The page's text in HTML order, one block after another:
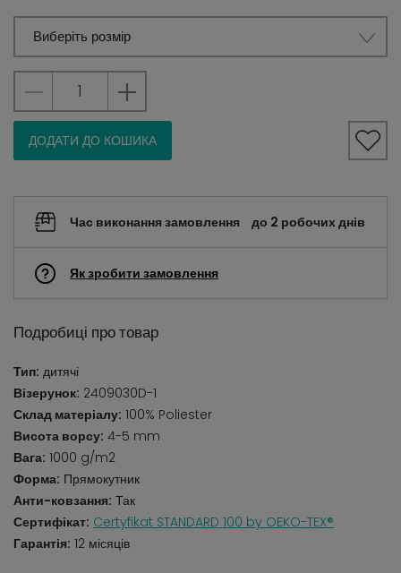
Виберіть розмір
ДОДАТИ ДО КОШИКА
Час виконання замовлення до 2 робочих днів
Як зробити замовлення
Подробиці про товар
Тип: дитячі
Візерунок: 2409030D-1
Склад матеріалу: 100% Poliester
Висота ворсу: 4-5 mm
Вага: 1000 g/m2
Форма: Прямокутник
Анти-ковзання: Так
Сертифікат: Certyfikat STANDARD 100 by OEKO-TEX®
Гарантія: 12 місяців